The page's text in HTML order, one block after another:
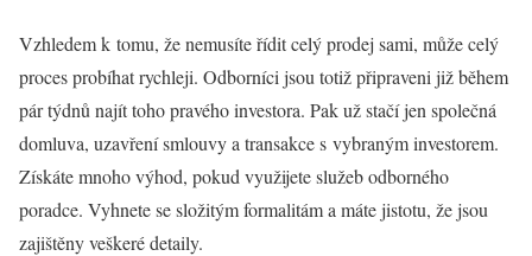
Vzhledem k tomu, že nemusíte řídit celý prodej sami, může celý
proces probíhat rychleji. Odborníci jsou totiž připraveni již během
pár týdnů najít toho pravého investora. Pak už stačí jen společná
domluva, uzavření smlouvy a transakce s vybraným investorem.
Získáte mnoho výhod, pokud využijete služeb odborného
poradce. Vyhnete se složitým formalitám a máte jistotu, že jsou
zajištěny veškeré detaily.